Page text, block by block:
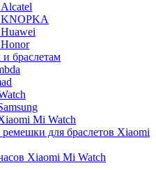
KNOPKA
браслетам
Mi Watch
для браслетов Xiaomi
Xiaomi Mi Watch